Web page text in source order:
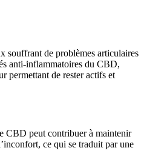
souffrant de problèmes articulaires
anti-inflammatoires du CBD,
permettant de rester actifs et
CBD peut contribuer à maintenir
ce qui se traduit par une